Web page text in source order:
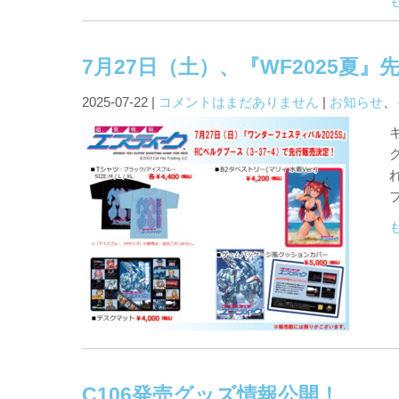
7月27日（土）、『WF2025夏』
2025-07-22 | コメントはまだありません | お知らせ